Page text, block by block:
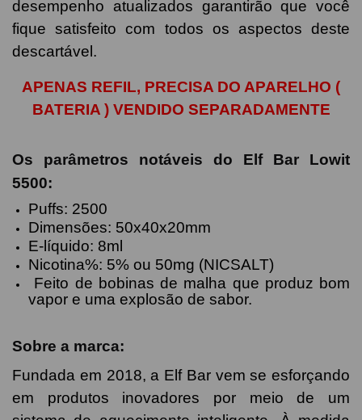
desempenho atualizados garantirão que você
fique satisfeito com todos os aspectos deste
descartável.
APENAS REFIL, PRECISA DO APARELHO (
BATERIA ) VENDIDO SEPARADAMENTE
Os parâmetros notáveis ​​do Elf Bar Lowit
5500:
Puffs: 2500
Dimensões: 50x40x20mm
E-líquido: 8ml
Nicotina%: 5% ou 50mg (NICSALT)
Feito de bobinas de malha que produz bom
vapor e uma explosão de sabor.
Sobre a marca:
Fundada em 2018, a Elf Bar vem se esforçando
em produtos inovadores por meio de um